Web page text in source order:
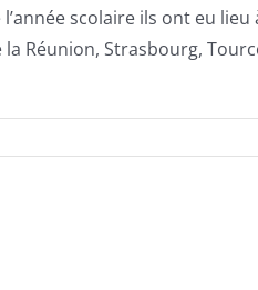
scolaire ils ont eu lieu
Réunion, Strasbourg,